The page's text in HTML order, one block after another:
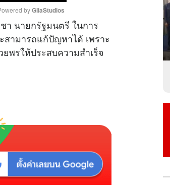
M
u
by GliaStudios
า นายกรัฐมนตรี ในการ
สามารถแก้ปัญหาได้ เพราะ
พรให้ประสบความสำเร็จ